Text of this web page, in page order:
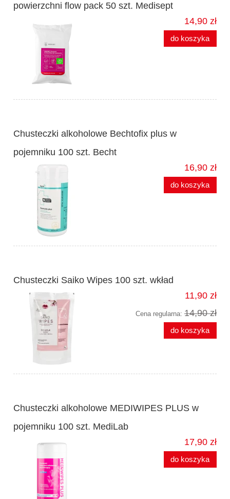
powierzchni flow pack 50 szt. Medisept
14,90 zł
do koszyka
Chusteczki alkoholowe Bechtofix plus w
pojemniku 100 szt. Becht
16,90 zł
do koszyka
Chusteczki Saiko Wipes 100 szt. wkład
11,90 zł
Cena regularna: 14,90 zł
do koszyka
Chusteczki alkoholowe MEDIWIPES PLUS w
pojemniku 100 szt. MediLab
17,90 zł
do koszyka